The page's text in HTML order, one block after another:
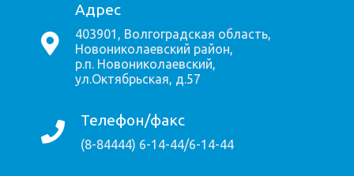
Адрес
403901, Волгоградская область,
Новониколаевский район,
р.п. Новониколаевский,
ул.Октябрьская, д.57
Телефон/факс
(8-84444) 6-14-44/6-14-44